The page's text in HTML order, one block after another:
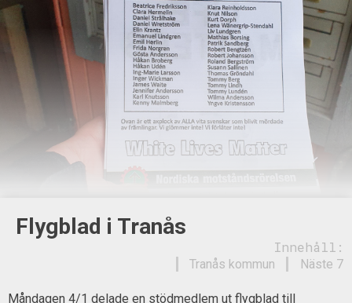
Flygblad i Tranås
Innehåll:
Näste 7
Tranås kommun
Måndagen 4/1 delade en stödmedlem ut flygblad till